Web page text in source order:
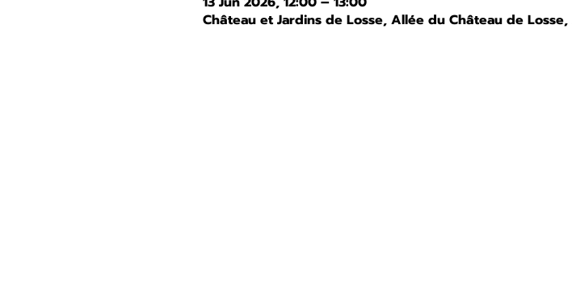
Château et Jardins de Losse, Allée du Château de Losse,